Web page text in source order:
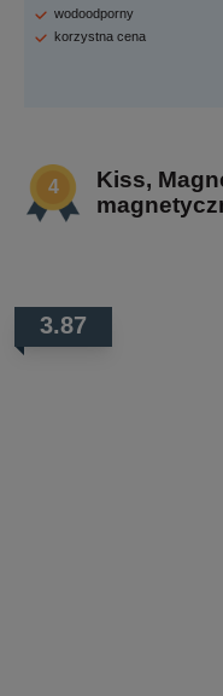
wodoodporny
korzystna cena
Kiss,
3.87